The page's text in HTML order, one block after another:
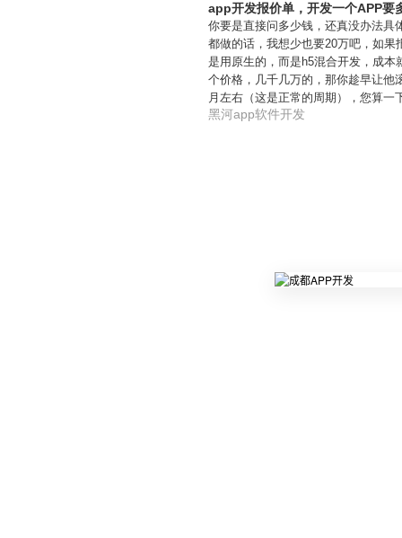
app开发报价单，开发一个APP要
你要是直接问多少钱，还真没办法具
都做的话，我想少也要20万吧，如
是用原生的，而是h5混合开发，成
个价格，几千几万的，那你趁早让他
月左右（这是正常的周期），您算一
黑河app软件开发